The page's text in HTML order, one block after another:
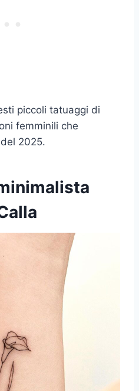
piccoli tatuaggi di
femminili che
2025.